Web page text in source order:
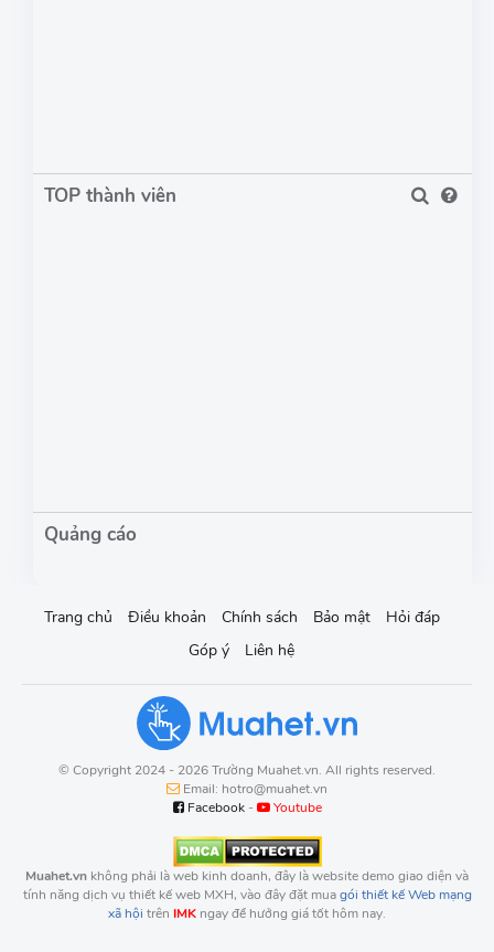
TOP thành viên
Trang chủ Điều khoản Chính sách Bảo mật
Hỏi đáp
Góp ý
Liên hệ
© Copyright 2024 - 2026 Trường Muahet.vn. All rights reserved.
Email: hotro@muahet.vn
Facebook- Youtube
Muahet.vn không phải là web kinh doanh, đây là website demo giao diện và
tính năng dịch vụ thiết kế web MXH, vào đây đặt muagói thiết kế Web mạng
xã hội trên IMK ngay để hưởng giá tốt hôm nay.